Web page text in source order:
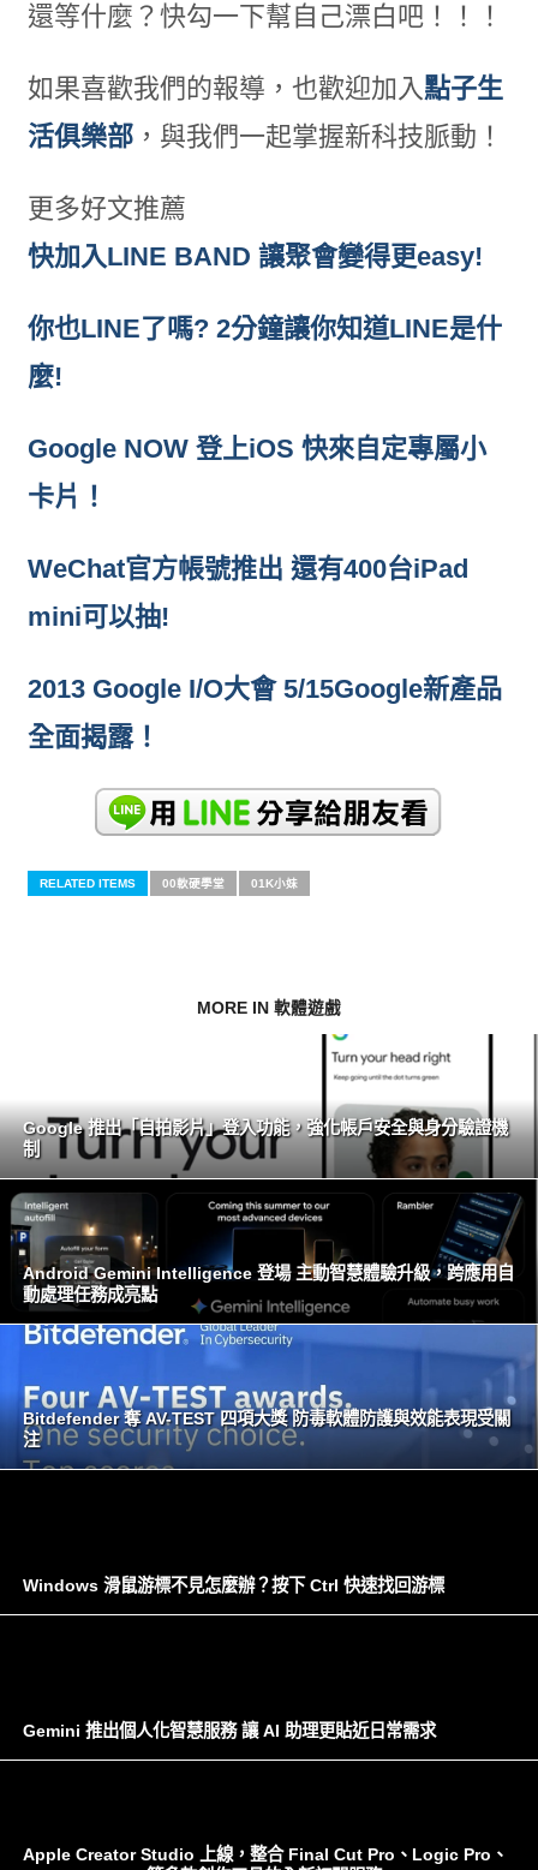
還等什麼？快勾一下幫自己漂白吧！！！
如果喜歡我們的報導，也歡迎加入點子生
活俱樂部，與我們一起掌握新科技脈動！
更多好文推薦
快加入LINE BAND 讓聚會變得更easy!
你也LINE了嗎? 2分鐘讓你知道LINE是什
麼!
Google NOW 登上iOS 快來自定專屬小
卡片！
WeChat官方帳號推出 還有400台iPad
mini可以抽!
2013 Google I/O大會 5/15Google新產品
全面揭露！
RELATED ITEMS 00軟硬學堂 01K小妹
MORE IN 軟體遊戲
Google 推出「自拍影片」登入功能，強化帳戶安全與身分驗證機
制
Android Gemini Intelligence 登場 主動智慧體驗升級，跨應用自
動處理任務成亮點
Bitdefender 奪 AV-TEST 四項大獎 防毒軟體防護與效能表現受關
注
Windows 滑鼠游標不見怎麼辦？按下 Ctrl 快速找回游標
Gemini 推出個人化智慧服務 讓 AI 助理更貼近日常需求
Apple Creator Studio 上線，整合 Final Cut Pro、Logic Pro、